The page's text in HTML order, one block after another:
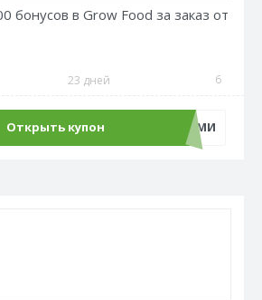
бонусов в Grow Food за заказ от
23 дней 6
Открыть купон СНОВАСНАМИ